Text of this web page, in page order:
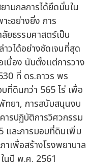
ามกลการได้ยึดมั่นใน
ะอย่างยิ่ง การ
ยธรรมศาสตร์เป็น
วได้อย่างชัดเจนที่สุด
นื่อง นับตั้งแต่การวาง
ที่ ดร.ถาวร พร
ที่ดินกว่า 565 ไร่ เพื่อ
ทยา, การสนับสนุนงบ
ารปฏิบัติการวิศวกรรม
และการมอบที่ดินเพิ่ม
เพื่อสร้างโรงพยาบาล
นปี พ.ศ. 2561